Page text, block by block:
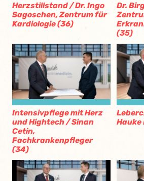
Herzstillstand / Dr. Ingo
Sagoschen, Zentrum für
Kardiologie (36)
Dr.
(35)
Intensivpflege mit Herz
und Hightech / Sinan
Cetin,
Fachkrankenpfleger
(34)
Hauke